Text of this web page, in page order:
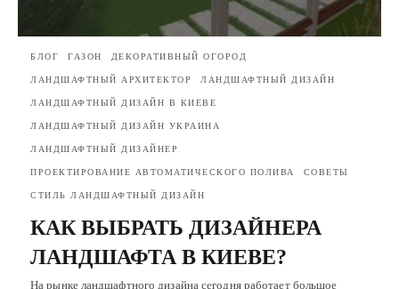
БЛОГ ГАЗОН ДЕКОРАТИВНЫЙ ОГОРОД
ЛАНДШАФТНЫЙ АРХИТЕКТОР ЛАНДШАФТНЫЙ ДИЗАЙН
ЛАНДШАФТНЫЙ ДИЗАЙН В КИЕВЕ
ЛАНДШАФТНЫЙ ДИЗАЙН УКРАИНА
ЛАНДШАФТНЫЙ ДИЗАЙНЕР
ПРОЕКТИРОВАНИЕ АВТОМАТИЧЕСКОГО ПОЛИВА СОВЕТЫ
СТИЛЬ ЛАНДШАФТНЫЙ ДИЗАЙН
КАК ВЫБРАТЬ ДИЗАЙНЕРА
ЛАНДШАФТА В КИЕВЕ?
На рынке ландшафтного дизайна сегодня работает большое